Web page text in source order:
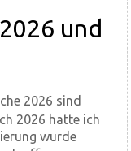
und
2026 sind
2026 hatte ich
wurde